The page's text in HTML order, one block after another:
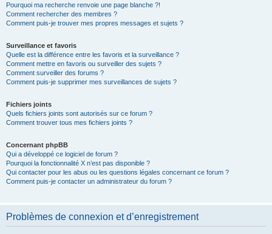
Pourquoi ma recherche renvoie une page blanche ?!
Comment rechercher des membres ?
Comment puis-je trouver mes propres messages et sujets ?
Surveillance et favoris
Quelle est la différence entre les favoris et la surveillance ?
Comment mettre en favoris ou surveiller des sujets ?
Comment surveiller des forums ?
Comment puis-je supprimer mes surveillances de sujets ?
Fichiers joints
Quels fichiers joints sont autorisés sur ce forum ?
Comment trouver tous mes fichiers joints ?
Concernant phpBB
Qui a développé ce logiciel de forum ?
Pourquoi la fonctionnalité X n’est pas disponible ?
Qui contacter pour les abus ou les questions légales concernant ce forum ?
Comment puis-je contacter un administrateur du forum ?
Problèmes de connexion et d’enregistrement